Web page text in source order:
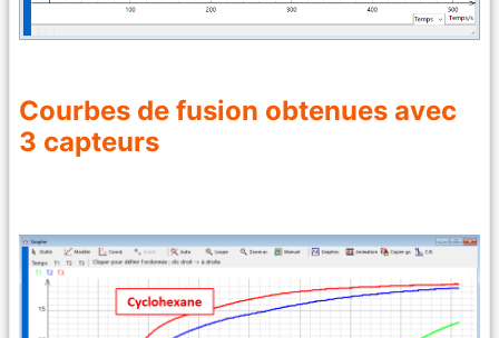
Courbes de fusion obtenues avec
3 capteurs